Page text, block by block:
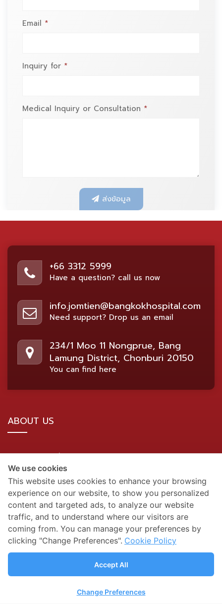
Email *
Inquiry for *
Medical Inquiry or Consultation *
ส่งข้อมูล
+66 3312 5999
Have a question? call us now
info.jomtien@bangkokhospital.com
Need support? Drop us an email
234/1 Moo 11 Nongprue, Bang
Lamung District, Chonburi 20150
You can find here
ABOUT US
BDMS Network Location
Site Map
SOCIAL MEDIA
Privacy Policy| Copyright © 2021 by Jomtien
We use cookies
This website uses cookies to enhance your browsing
experience on our website, to show you personalized
content and targeted ads, to analyze our website
traffic, and to understand where our visitors are
coming from. You can manage your preferences by
clicking "Change Preferences". Cookie Policy
Accept All
Change Preferences